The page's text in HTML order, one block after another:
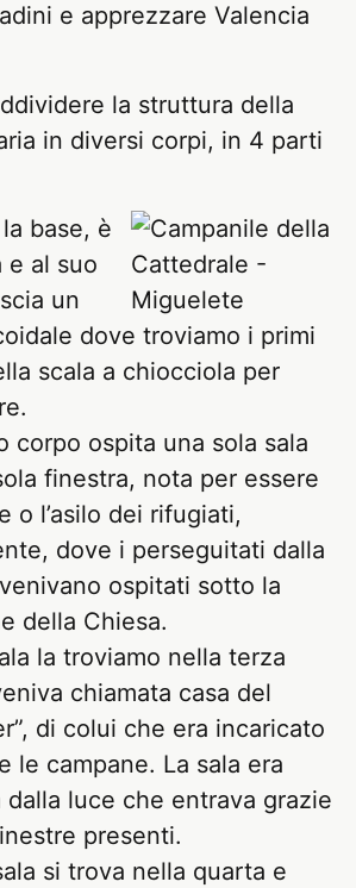
e apprezzare Valencia
la struttura della
in diversi corpi, in 4 parti
base, è
e al suo
un
dove troviamo i primi
scala a chiocciola per
corpo ospita una sola sala
finestra, nota per essere
o l’asilo dei rifugiati,
dove i perseguitati dalla
ospitati sotto la
della Chiesa.
la troviamo nella terza
chiamata casa del
di colui che era incaricato
le campane. La sala era
dalla luce che entrava grazie
presenti.
si trova nella quarta e